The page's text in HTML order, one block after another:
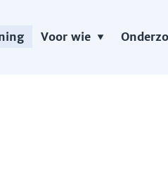
Voor wie